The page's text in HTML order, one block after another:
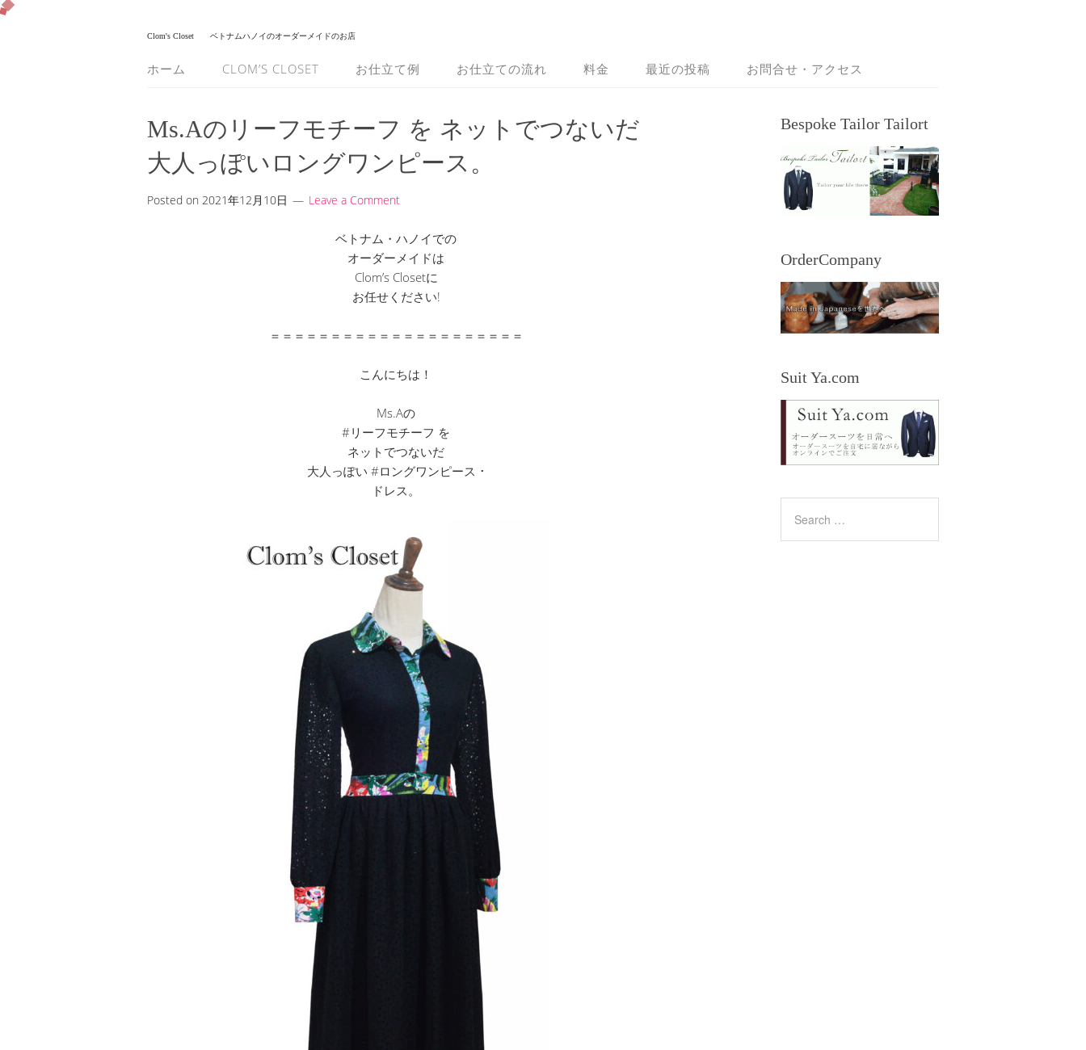
Clom's Closet ベトナムハノイのオーダーメイドのお店
ホーム CLOM’S CLOSET お仕立て例 お仕立ての流れ 料金 最近の投稿 お問合せ・アクセス
Ms.Aのリーフモチーフ を ネットでつないだ
大人っぽいロングワンピース。
Posted on 2021年12月10日 Leave a Comment
ベトナム・ハノイでの
オーダーメイドは
Clom’s Closetに
お任せください!
＝＝＝＝＝＝＝＝＝＝＝＝＝＝＝＝＝＝＝＝＝
こんにちは！
Ms.Aの
#リーフモチーフ を
ネットでつないだ
大人っぽい #ロングワンピース ･
ドレス。
Bespoke Tailor Tailort
OrderCompany
Suit Ya.com